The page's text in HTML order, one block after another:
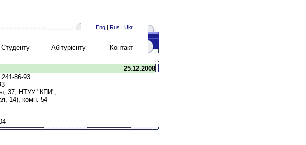
Eng| Rus | Ukr
25.12.2008
86-93
37, НТУУ "КПИ",
14), комн. 54
Студенту Абітурієнту Контакт